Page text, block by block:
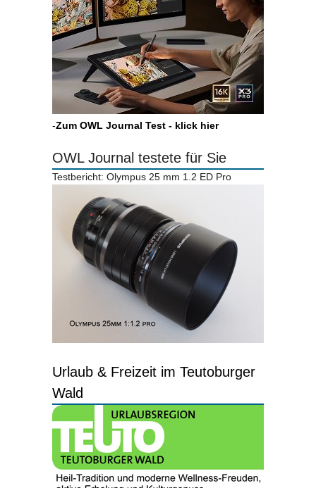
-Zum OWL Journal Test - klick hier
OWL Journal testete für Sie
Testbericht: Olympus 25 mm 1.2 ED Pro
Urlaub & Freizeit im Teutoburger
Wald